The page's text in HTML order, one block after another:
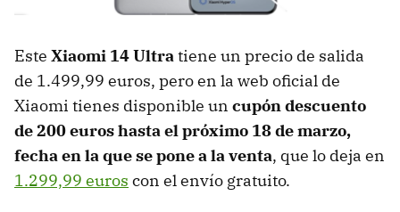
Este Xiaomi 14 Ultratiene un precio de salida
de 1.499,99 euros, pero en la web oficial de
Xiaomi tienes disponible un cupón descuento
de 200 euros hasta el próximo 18 de marzo,
fecha en la que se pone a la venta, que lo deja en
1.299,99 euros con el envío gratuito.